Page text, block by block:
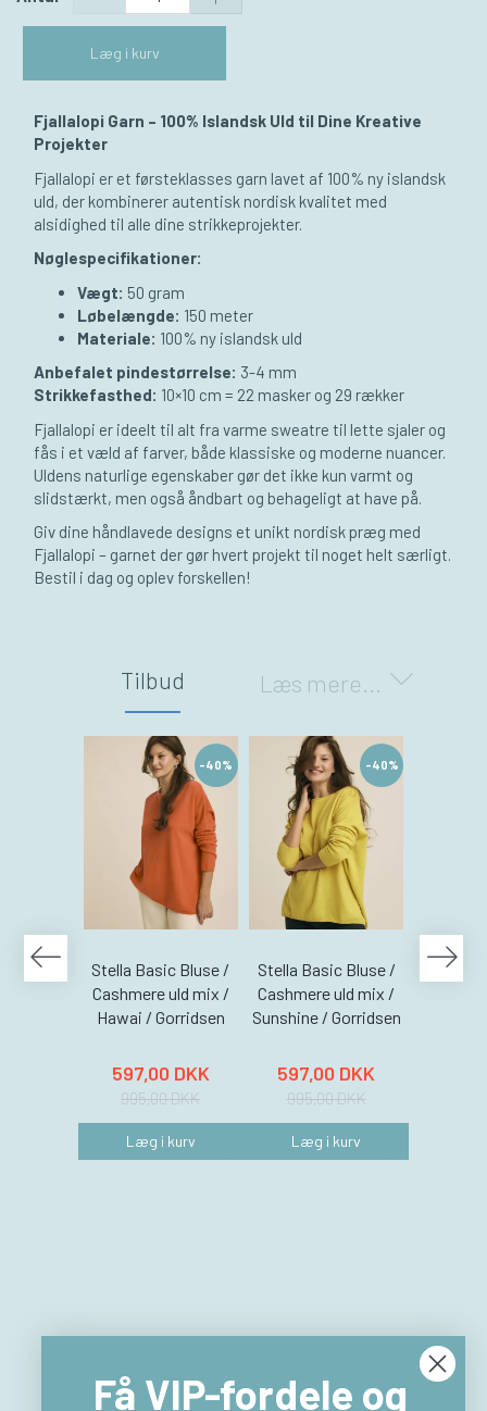
Læg i kurv
Fjallalopi Garn – 100% Islandsk Uld til Dine Kreative
Projekter
Fjallalopi er et førsteklasses garn lavet af 100% ny islandsk
uld, der kombinerer autentisk nordisk kvalitet med
alsidighed til alle dine strikkeprojekter.
Nøglespecifikationer:
Vægt: 50 gram
Løbelængde: 150 meter
Materiale: 100% ny islandsk uld
Anbefalet pindestørrelse: 3-4 mm
Strikkefasthed: 10×10 cm = 22 masker og 29 rækker
Fjallalopi er ideelt til alt fra varme sweatre til lette sjaler og
fås i et væld af farver, både klassiske og moderne nuancer.
Uldens naturlige egenskaber gør det ikke kun varmt og
slidstærkt, men også åndbart og behageligt at have på.
Giv dine håndlavede designs et unikt nordisk præg med
Fjallalopi – garnet der gør hvert projekt til noget helt særligt.
Bestil i dag og oplev forskellen!
Læs mere...
Tilbud
-40%
Stella Basic Bluse /
Cashmere uld mix /
Hawai / Gorridsen
597,00 DKK
995,00 DKK
Læg i kurv
-40%
Stella Basic Bluse /
Cashmere uld mix /
Sunshine / Gorridsen
597,00 DKK
995,00 DKK
Læg i kurv
Stella
Få VIP-fordele og